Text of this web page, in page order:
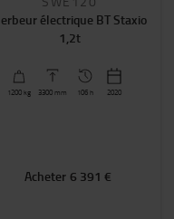
électrique BT Staxio
1,2t
1200 kg 3300 mm 106 h 2020
Acheter 6 391 €